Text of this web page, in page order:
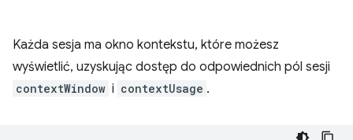
Każda sesja ma okno kontekstu, które możesz
wyświetlić, uzyskując dostęp do odpowiednich pól sesji
contextWindow i contextUsage .